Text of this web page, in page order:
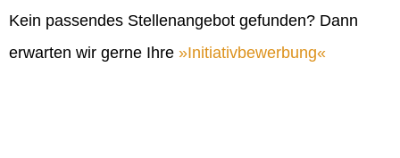
Kein passendes Stellenangebot gefunden? Dann
erwarten wir gerne Ihre
Initiativbewerbung